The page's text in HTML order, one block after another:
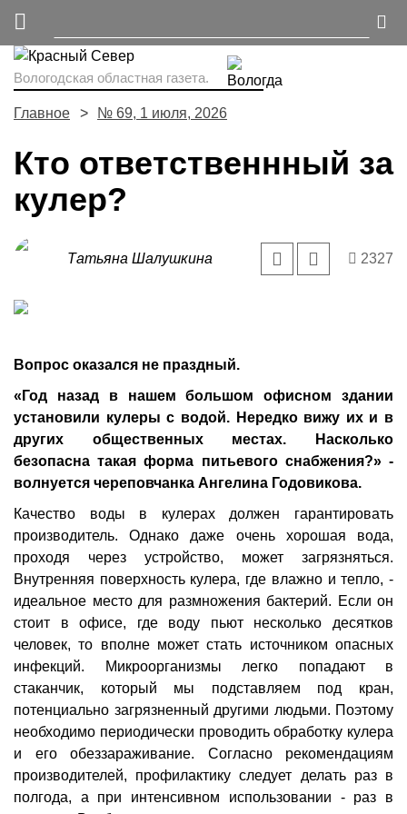
Вологодская областная газета.
Главное № 69, 1 июля, 2026
Кто ответственнный за
кулер?
Татьяна Шалушкина 2327
Вопрос оказался не праздный.
«Год назад в нашем большом офисном здании
установили кулеры с водой. Нередко вижу их и в
других общественных местах. Насколько
безопасна такая форма питьевого снабжения?» -
волнуется череповчанка Ангелина Годовикова.
Качество воды в кулерах должен гарантировать
производитель. Однако даже очень хорошая вода,
проходя через устройство, может загрязняться.
Внутренняя поверхность кулера, где влажно и тепло, -
идеальное место для размножения бактерий. Если он
стоит в офисе, где воду пьют несколько десятков
человек, то вполне может стать источником опасных
инфекций. Микроорганизмы легко попадают в
стаканчик, который мы подставляем под кран,
потенциально загрязненный другими людьми. Поэтому
необходимо периодически проводить обработку кулера
и его обеззараживание. Согласно рекомендациям
производителей, профилактику следует делать раз в
полгода, а при интенсивном использовании - раз в